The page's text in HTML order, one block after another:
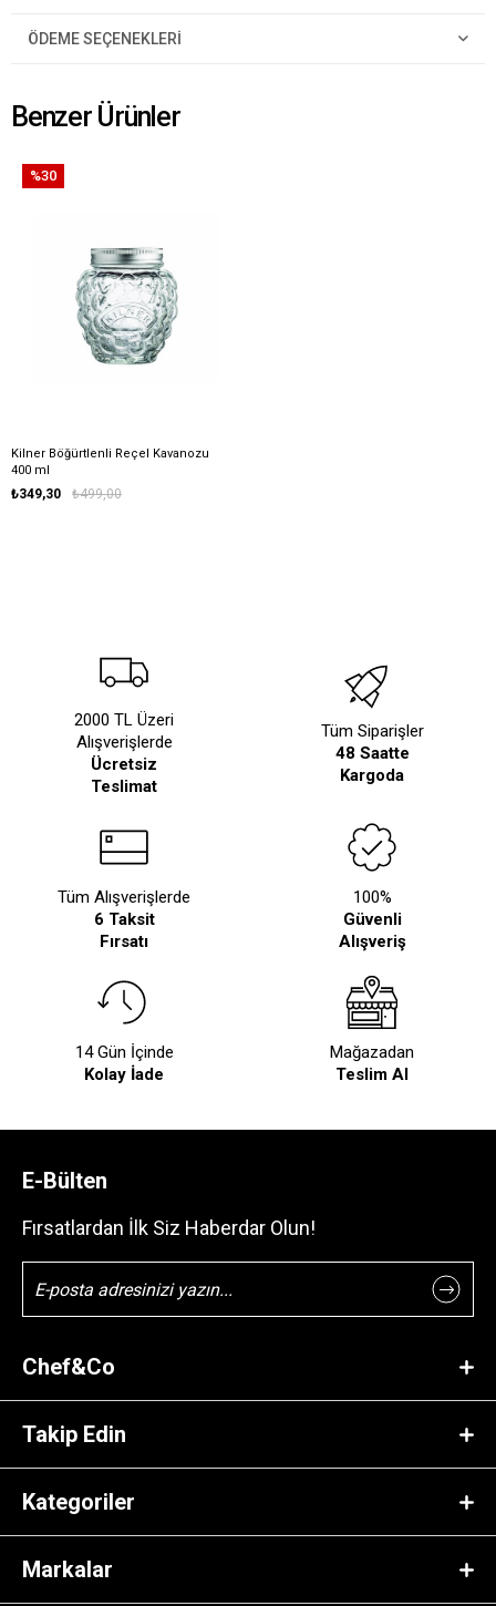
ÖDEME SEÇENEKLERI
Benzer Ürünler
Kilner Böğürtlenli Reçel Kavanozu
400 ml
₺349,30 ₺499,00
%30
2000 TL Üzeri
Alışverişlerde
Ücretsiz
Teslimat
Tüm Siparişler
48 Saatte
Kargoda
Tüm Alışverişlerde
6 Taksit
Fırsatı
100%
Güvenli
Alışveriş
14 Gün İçinde
Kolay İade
Mağazadan
Teslim Al
E-Bülten
Fırsatlardan İlk Siz Haberdar Olun!
Chef&Co
Takip Edin
Kategoriler
Markalar